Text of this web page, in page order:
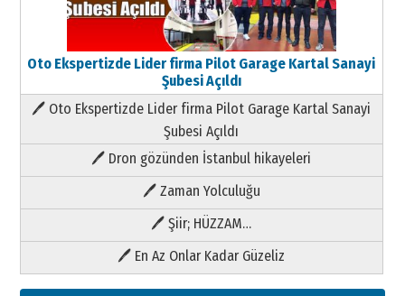
Oto Ekspertizde Lider firma Pilot Garage Kartal Sanayi
Şubesi Açıldı
🖊 Oto Ekspertizde Lider firma Pilot Garage Kartal Sanayi
Şubesi Açıldı
🖊 Dron gözünden İstanbul hikayeleri
🖊 Zaman Yolculuğu
🖊 Şiir; HÜZZAM…
🖊 En Az Onlar Kadar Güzeliz